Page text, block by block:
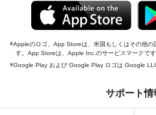
Appleのロゴ、App Storeは、米国もしくはその他
す。App Storeは、Apple Inc.のサービスマークです
Google Play および Google Play ロゴは Google
サポート情